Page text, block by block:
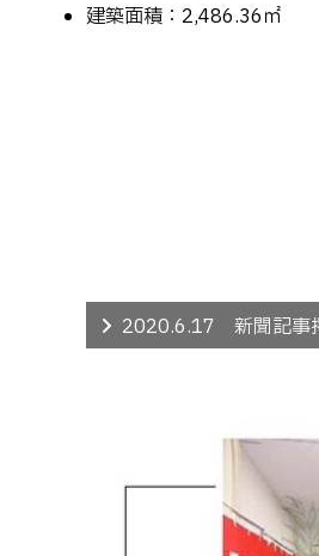
建築面積：2,486.36㎡
2020.6.17 新聞記事